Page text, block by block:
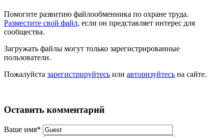
Помогите развитию файлообменника по охране труда.
Разместите свой файл, если он представляет интерес для
сообщества.
Загружать файлы могут только зарегистрированные
пользователи.
Пожалуйста зарегистрируйтесь или авторизуйтесь на сайте.
Оставить комментарий
Ваше имя*